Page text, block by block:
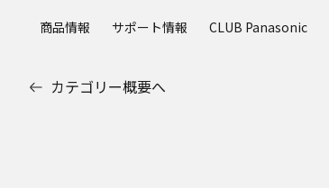
商品情報 サポート情報 CLUB Panasonic
カテゴリー概要へ